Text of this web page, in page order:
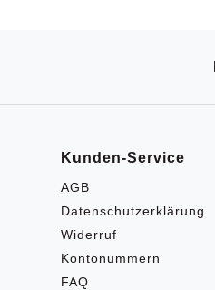
Kunden-Service
AGB
Datenschutzerklärung
Widerruf
Kontonummern
FAQ